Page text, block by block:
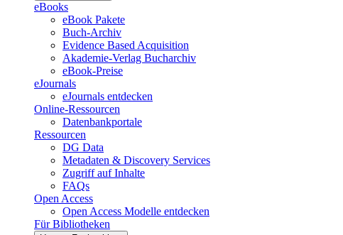
eBooks
eBook Pakete
Buch-Archiv
Evidence Based Acquisition
Akademie-Verlag Bucharchiv
eBook-Preise
eJournals
eJournals entdecken
Online-Ressourcen
Datenbankportale
Ressourcen
DG Data
Metadaten & Discovery Services
Zugriff auf Inhalte
FAQs
Open Access
Open Access Modelle entdecken
Für Bibliotheken